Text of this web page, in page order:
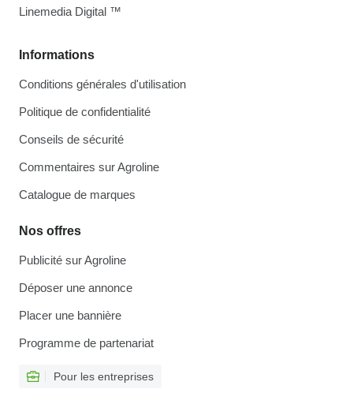
Informations
Conditions générales d'utilisation
Politique de confidentialité
Conseils de sécurité
Commentaires sur Agroline
Catalogue de marques
Nos offres
Publicité sur Agroline
Déposer une annonce
Placer une bannière
Programme de partenariat
Pour les entreprises
Linemedia Digital ™